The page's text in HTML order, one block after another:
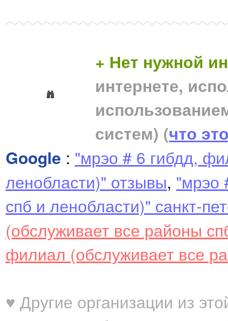
+ Нет нужной
интернете,
систем) (что
Google : "мрэо # 6 гибдд,
ленобласти)" отзывы, "мрэо
спб и ленобласти)" санкт-
(обслуживает все районы
филиал (обслуживает все
♥ Другие организации из